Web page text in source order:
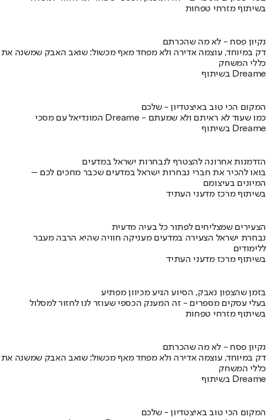
בשיתוף מזרחי טפחות
נקיון פסח - לא מה שהכרתם
דק במיוחד, עוצמה אדירה ולא מפחד מאף מכשול: שואב האבק שמשנה את
כללי המשחק
בשיתוף Dreame
המקום הכי טוב באיצטדיון - שלכם
המונדיאל עם מסכי Dreame - כמו שעוד לא ראיתם ולא שמעתם
בשיתוף Dreame
הזדמנות אחרונה להצטרף לנבחרות ישראל במדעים
בואו להכיר את חברי נבחרות ישראל במדעים שכבר מחכים לכם –
המיונים בעיצומם
בשיתוף מרכז מדעני העתיד
הצעירים שמצליחים לפתור כל בעיה מדעית
נבחרת ישראל הצעירה במדעים מעניקה חוויה שהיא הרבה מעבר
ללימודים
בשיתוף מרכז מדעני העתיד
בזמן שהצפון נאבק, הסיוע הגיע מכיוון מפתיע
בעלי עסקים מספרים - זה המענק הכספי שעוזר לנו לחזור למסלול
בשיתוף מזרחי טפחות
נקיון פסח - לא מה שהכרתם
דק במיוחד, עוצמה אדירה ולא מפחד מאף מכשול: שואב האבק שמשנה את
כללי המשחק
בשיתוף Dreame
המקום הכי טוב באיצטדיון - שלכם